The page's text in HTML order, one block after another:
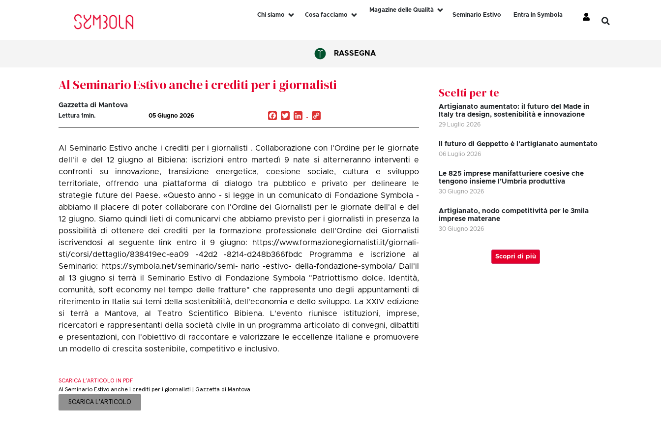
Chi siamo Cosa facciamo
Magazine delle Qualità
Seminario Estivo
Entra in Symbola
RASSEGNA
Al Seminario Estivo anche i crediti per i giornalisti
Gazzetta di Mantova
Lettura1min. 05 Giugno 2026 Facebook
TwitterLinkedIn
Al Seminario Estivo anche i crediti per i giornalisti . Collaborazione con l'Ordine per le giornate
dell'il e del 12 giugno al Bibiena: iscrizioni entro martedì 9 nate si alterneranno interventi e
confronti su innovazione, transizione energetica, coesione sociale, cultura e sviluppo
territoriale, offrendo una piattaforma di dialogo tra pubblico e privato per delineare le
strategie future del Paese. «Questo anno - si legge in un comunicato di Fondazione Symbola -
abbiamo il pìacere di poter collaborare con l'Ordine dei Giornalisti per le giornate dell'al e del
12 giugno. Siamo quindi lieti di comunicarvi che abbiamo previsto per i giornalisti in presenza la
possibilità di ottenere dei crediti per la formazione professionale dell'Ordine dei Giornalisti
iscrivendosi al seguente link entro il 9 giugno: https://www.formazionegiornalisti.it/giornali-
sti/corsi/dettaglio/838419ec-ea09 -42d2 -8214-d248b366fbdc Programma e iscrizione al
Seminario: https://symbola.net/seminario/semi- nario -estivo- della-fondazione-symbola/ Dall'il
al 13 giugno si terrà il Seminario Estivo di Fondazione Symbola "Patriottismo dolce. Identità,
comunità, soft economy nel tempo delle fratture" che rappresenta uno degli appuntamenti di
riferimento in Italia sui temi della sostenibilità, dell'economia e dello sviluppo. La XXIV edizione
si terrà a Mantova, al Teatro Scientifico Bibiena. L'evento riunisce istituzioni, imprese,
ricercatori e rappresentanti della società civile in un programma articolato di convegni, dibattiti
e presentazioni, con l'obiettivo di raccontare e valorizzare le eccellenze italiane e promuovere
un modello di crescita sostenibile, competitivo e inclusivo.
SCARICA L’ARTICOLO IN PDF
Al Seminario Estivo anche i crediti per i giornalisti | Gazzetta di Mantova
SCARICA L'ARTICOLO
Scelti per te
Artigianato aumentato: il futuro del Made in
Italy tra design, sostenibilità e innovazione
29 Luglio 2026
II futuro di Geppetto è l’artigianato aumentato
06 Luglio 2026
Le 825 imprese manifatturiere coesive che
tengono insieme l’Umbria produttiva
30 Giugno 2026
Artigianato, nodo competitività per le 3mila
imprese materane
30 Giugno 2026
Scopri di più